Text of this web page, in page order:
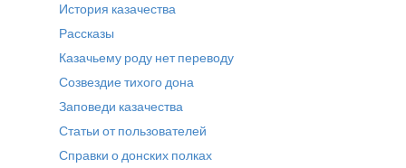
История казачества
Рассказы
Казачьему роду нет переводу
Созвездие тихого дона
Заповеди казачества
Статьи от пользователей
Справки о донских полках